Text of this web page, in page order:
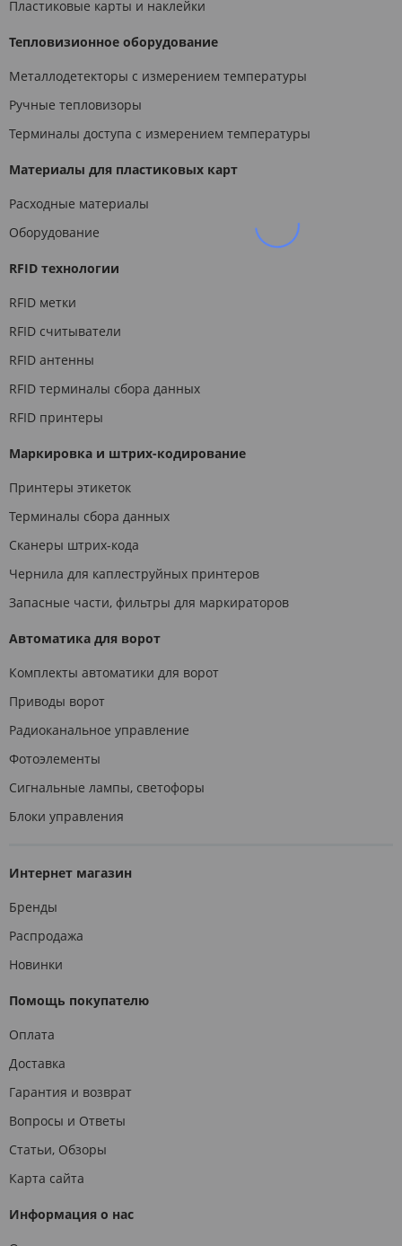
Пластиковые карты и наклейки
Тепловизионное оборудование
Металлодетекторы с измерением температуры
Ручные тепловизоры
Терминалы доступа с измерением температуры
Материалы для пластиковых карт
Расходные материалы
Оборудование
RFID технологии
RFID метки
RFID считыватели
RFID антенны
RFID терминалы сбора данных
RFID принтеры
Маркировка и штрих-кодирование
Принтеры этикеток
Терминалы сбора данных
Сканеры штрих-кода
Чернила для каплеструйных принтеров
Запасные части, фильтры для маркираторов
Автоматика для ворот
Комплекты автоматики для ворот
Приводы ворот
Радиоканальное управление
Фотоэлементы
Сигнальные лампы, светофоры
Блоки управления
Интернет магазин
Бренды
Распродажа
Новинки
Помощь покупателю
Оплата
Доставка
Гарантия и возврат
Вопросы и Ответы
Статьи, Обзоры
Карта сайта
Информация о нас